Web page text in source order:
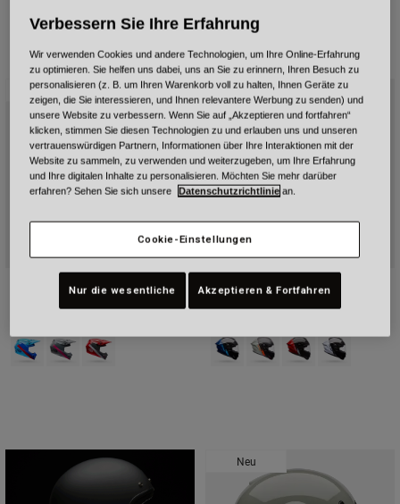
Neu
MX-10 Mips Aviator
Product swatch type of Blau/Rot.
Product swatch type of Grau/Rosa.
Product swatch type of Rot/Schwarz.
Neu
Race Star DLX Flex Strike
949,99 €
Product swatch type of Blau.
Product swatch type of
Product swatch type
Product
Neu
Verbessern Sie Ihre Erfahrung
Wir verwenden Cookies und andere Technologien, um Ihre Online-Erfahrung
zu optimieren. Sie helfen uns dabei, uns an Sie zu erinnern, Ihren Besuch zu
personalisieren (z. B. um Ihren Warenkorb voll zu halten, Ihnen Geräte zu
zeigen, die Sie interessieren, und Ihnen relevantere Werbung zu senden) und
unsere Website zu verbessern. Wenn Sie auf „Akzeptieren und fortfahren“
klicken, stimmen Sie diesen Technologien zu und erlauben uns und unseren
vertrauenswürdigen Partnern, Informationen über Ihre Interaktionen mit der
Website zu sammeln, zu verwenden und weiterzugeben, um Ihre Erfahrung
und Ihre digitalen Inhalte zu personalisieren. Möchten Sie mehr darüber
erfahren? Sehen Sie sich unsere
Datenschutzrichtlinie an.
Cookie-Einstellungen
Nur die wesentliche Akzeptieren & Fortfahren